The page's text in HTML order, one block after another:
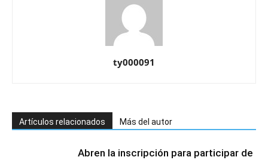
ty000091
Artículos relacionados Más del autor
Abren la inscripción para participar de